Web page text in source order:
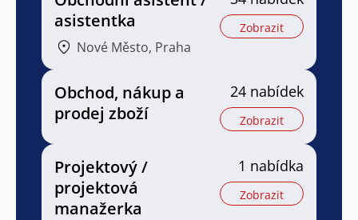
asistentka
Nové Město, Praha
Zobrazit
Obchod, nákup a
prodej zboží
24 nabídek
Zobrazit
Projektový /
projektová
manažerka
1 nabídka
Zobrazit